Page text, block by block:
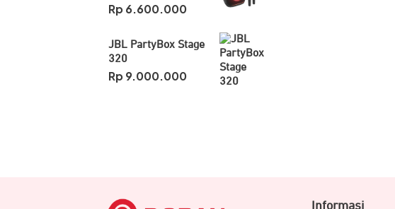
Rp6.600.000
JBL PartyBox Stage
320
Rp9.000.000
Informasi